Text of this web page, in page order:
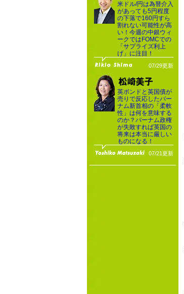
米ドル/円は為替介入
があっても5円程度
の下落で160円すら
割れない可能性が高
い！今週の中銀ウィ
ークではFOMCでの
「サプライズ利上
げ」に注目！
07/29更新
英ポンドと英国債が
売りで反応したバー
ナム新首相の「柔軟
性」は何を意味する
のか？バーナム政権
が失敗すれば英国の
将来は本当に厳しい
ものになる！
07/21更新